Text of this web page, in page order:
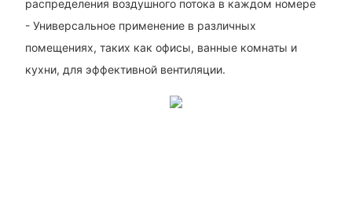
распределения воздушного потока в каждом номере
- Универсальное применение в различных
помещениях, таких как офисы, ванные комнаты и
кухни, для эффективной вентиляции.